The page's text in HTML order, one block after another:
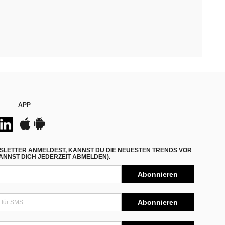
APP
ANMELDEST, KANNST DU DIE NEUESTEN TRENDS VOR
DICH JEDERZEIT ABMELDEN).
Abonnieren
Abonnieren